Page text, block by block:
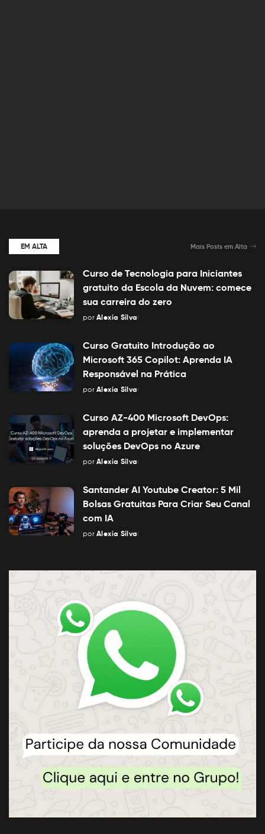
EM ALTA Mais Posts em Alta
Curso de Tecnologia para Iniciantes
gratuito da Escola da Nuvem: comece
sua carreira do zero
Posted
por Alexia Silva
Curso Gratuito Introdução ao
Microsoft 365 Copilot: Aprenda IA
Responsável na Prática
Posted
por Alexia Silva
Curso AZ-400 Microsoft DevOps:
aprenda a projetar e implementar
soluções DevOps no Azure
Posted
por Alexia Silva
Santander AI Youtube Creator: 5 Mil
Bolsas Gratuitas Para Criar Seu Canal
com IA
Posted
por Alexia Silva